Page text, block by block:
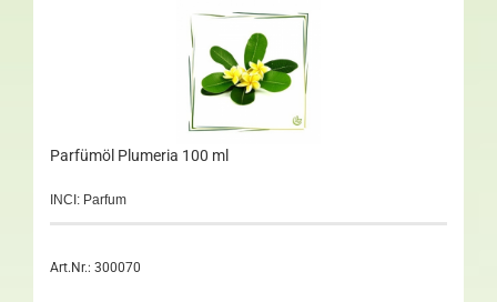
Parfümöl Plumeria 100 ml
INCI: Parfum
Art.Nr.: 300070